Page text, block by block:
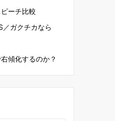
ーチ比較
／ガクチカなら
傾化するのか？